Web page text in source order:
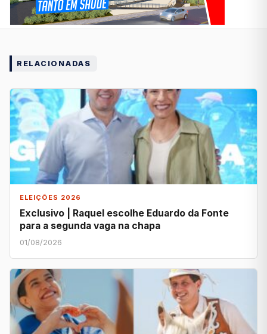
RELACIONADAS
ELEIÇÕES 2026
Exclusivo | Raquel escolhe Eduardo da Fonte
para a segunda vaga na chapa
01/08/2026